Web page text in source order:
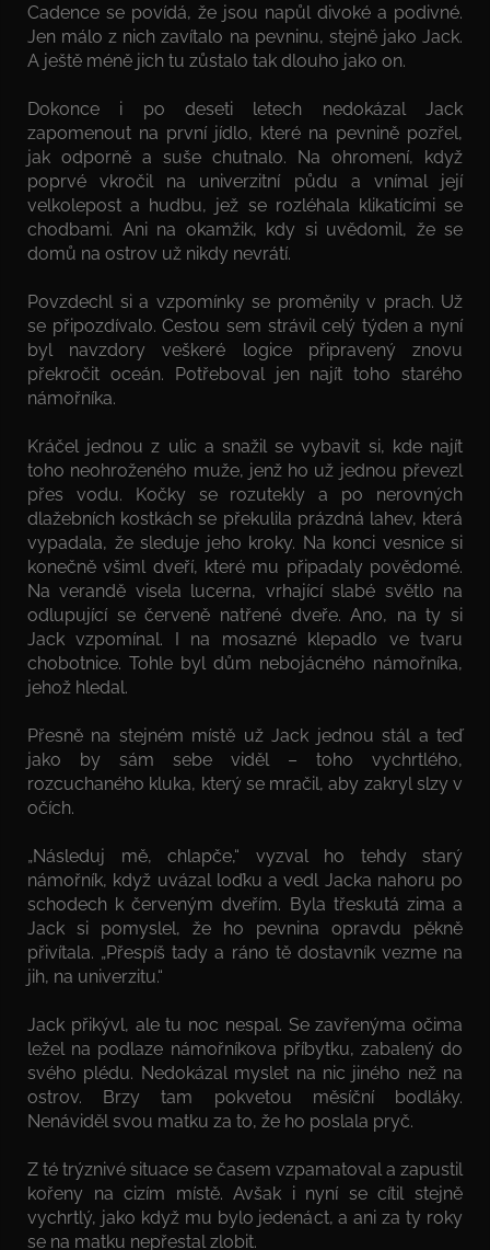
Cadence se povídá, že jsou napůl divoké a podivné.
Jen málo z nich zavítalo na pevninu, stejně jako Jack.
A ještě méně jich tu zůstalo tak dlouho jako on.
Dokonce i po deseti letech nedokázal Jack
zapomenout na první jídlo, které na pevnině pozřel,
jak odporně a suše chutnalo. Na ohromení, když
poprvé vkročil na univerzitní půdu a vnímal její
velkolepost a hudbu, jež se rozléhala klikatícími se
chodbami. Ani na okamžik, kdy si uvědomil, že se
domů na ostrov už nikdy nevrátí.
Povzdechl si a vzpomínky se proměnily v prach. Už
se připozdívalo. Cestou sem strávil celý týden a nyní
byl navzdory veškeré logice připravený znovu
překročit oceán. Potřeboval jen najít toho starého
námořníka.
Kráčel jednou z ulic a snažil se vybavit si, kde najít
toho neohroženého muže, jenž ho už jednou převezl
přes vodu. Kočky se rozutekly a po nerovných
dlažebních kostkách se překulila prázdná lahev, která
vypadala, že sleduje jeho kroky. Na konci vesnice si
konečně všiml dveří, které mu připadaly povědomé.
Na verandě visela lucerna, vrhající slabé světlo na
odlupující se červeně natřené dveře. Ano, na ty si
Jack vzpomínal. I na mosazné klepadlo ve tvaru
chobotnice. Tohle byl dům nebojácného námořníka,
jehož hledal.
Přesně na stejném místě už Jack jednou stál a teď
jako by sám sebe viděl – toho vychrtlého,
rozcuchaného kluka, který se mračil, aby zakryl slzy v
očích.
„Následuj mě, chlapče,“ vyzval ho tehdy starý
námořník, když uvázal loďku a vedl Jacka nahoru po
schodech k červeným dveřím. Byla třeskutá zima a
Jack si pomyslel, že ho pevnina opravdu pěkně
přivítala. „Přespíš tady a ráno tě dostavník vezme na
jih, na univerzitu.“
Jack přikývl, ale tu noc nespal. Se zavřenýma očima
ležel na podlaze námořníkova příbytku, zabalený do
svého plédu. Nedokázal myslet na nic jiného než na
ostrov. Brzy tam pokvetou měsíční bodláky.
Nenáviděl svou matku za to, že ho poslala pryč.
Z té trýznivé situace se časem vzpamatoval a zapustil
kořeny na cizím místě. Avšak i nyní se cítil stejně
vychrtlý, jako když mu bylo jedenáct, a ani za ty roky
se na matku nepřestal zlobit.